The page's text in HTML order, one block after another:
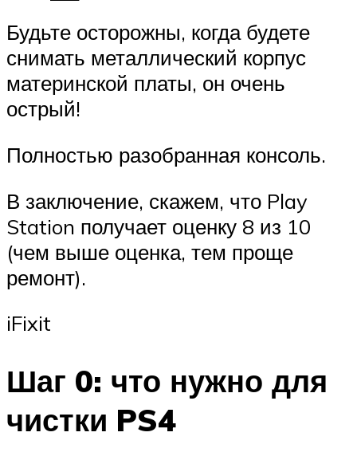
Будьте осторожны, когда будете
снимать металлический корпус
материнской платы, он очень
острый!
Полностью разобранная консоль.
В заключение, скажем, что Play
Station получает оценку 8 из 10
(чем выше оценка, тем проще
ремонт).
iFixit
Шаг 0: что нужно для
чистки PS4